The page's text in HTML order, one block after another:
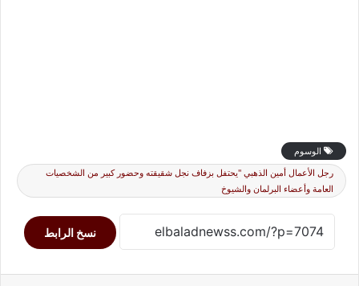
الوسوم
رجل الأعمال أمين الذهبي "يحتفل بزفاف نجل شقيقته وحضور كبير من الشخصيات
العامة وأعضاء البرلمان والشيوخ
نسخ الرابط